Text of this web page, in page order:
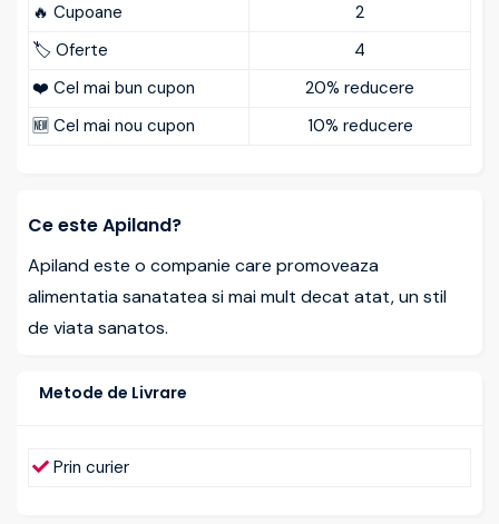
🔥 Cupoane
2
🏷️ Oferte
4
❤️ Cel mai bun cupon
20% reducere
🆕 Cel mai nou cupon
10% reducere
Ce este Apiland?
Apiland este o companie care promoveaza
alimentatia sanatatea si mai mult decat atat, un stil
de viata sanatos.
Metode de Livrare
Prin curier